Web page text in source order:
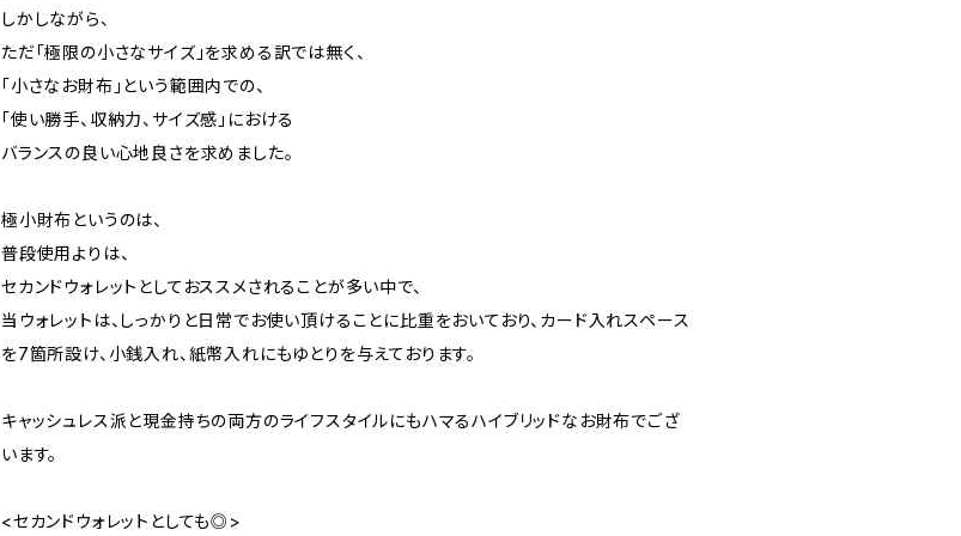
しかしながら、
ただ「極限の小さなサイズ」を求める訳では無く、
「小さなお財布」という範囲内での、
「使い勝手、収納力、サイズ感」における
バランスの良い心地良さを求めました。
極小財布というのは、
普段使用よりは、
セカンドウォレットとしておススメされることが多い中で、
当ウォレットは、しっかりと日常でお使い頂けることに比重をおいており、カード入れスペース
を7箇所設け、小銭入れ、紙幣入れにもゆとりを与えております。
キャッシュレス派と現金持ちの両方のライフスタイルにもハマるハイブリッドなお財布でござ
います。
<セカンドウォレットとしても◎>